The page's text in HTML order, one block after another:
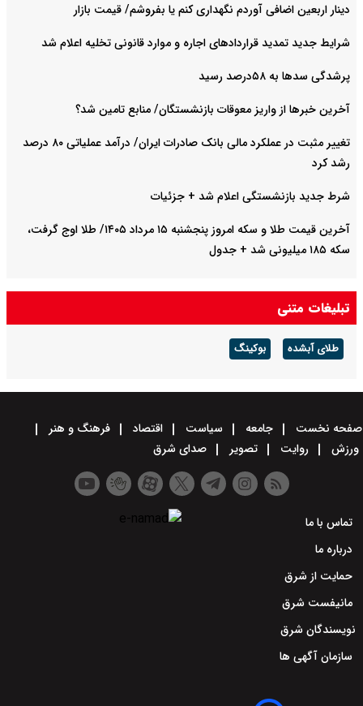
دینار اربعین اضافی آوردم نگهداری کنم یا بفروشم/ قیمت بازار
شرایط جدید تمدید قراردادهای اجاره و موارد قانونی تخلیه اعلام شد
پرشدگی سدها به ۵۸درصد رسید
آخرین خبرها از واریز معوقات بازنشستگان/ منابع تامین شد؟
تغییر مثبت در عملکرد مالی بانک صادرات ایران/ درآمد عملیاتی ۸۰ درصد
رشد کرد
شرط جدید بازنشستگی اعلام شد + جزئیات
آخرین قیمت طلا و سکه امروز پنجشنبه ۱۵ مرداد ۱۴۰۵/ طلا اوج گرفت،
سکه ۱۸۵ میلیونی شد + جدول
تبلیغات متنی
طلای آبشده بوکینگ
صفحه نخست جامعه سیاست اقتصاد
فرهنگ و هنر
ورزش
روایت تصویر صدای شرق
تماس با ما
درباره ما
حمایت از شرق
مانیفست شرق
نویسندگان شرق
سازمان آگهی ها